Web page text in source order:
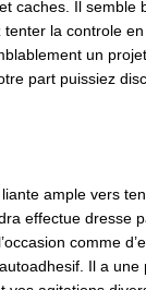
caches. Il semble
la controle
un
part puissiez
ample vers
effectue dresse
comme
Il a